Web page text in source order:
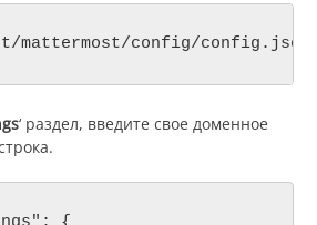
mattermost/config/config.json
‘ раздел, введите свое доменное